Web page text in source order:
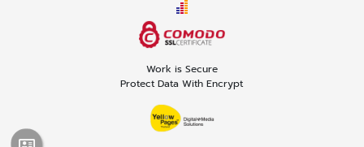
Work is Secure
Protect Data With Encrypt